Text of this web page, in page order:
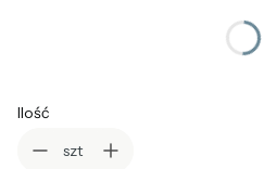
Ilość
szt